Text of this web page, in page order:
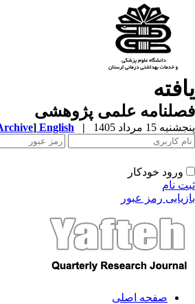
علمی پژوهشی
15 مرداد 1405 |
English
[Archive]
ورود خودکار
نام
رمز عبور
صفحه اصلی